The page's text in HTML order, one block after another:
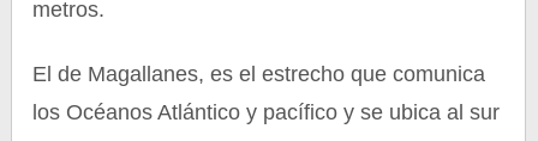
metros.
El de Magallanes, es el estrecho que comunica
los Océanos Atlántico y pacífico y se ubica al sur